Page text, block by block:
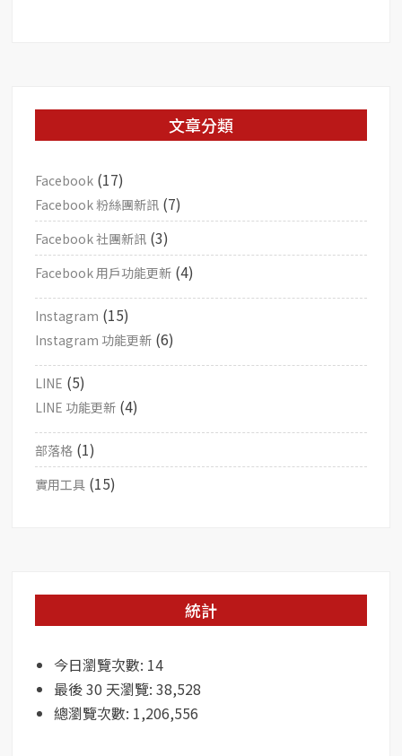
文章分類
Facebook (17)
Facebook 粉絲團新訊 (7)
Facebook 社團新訊 (3)
Facebook 用戶功能更新 (4)
Instagram (15)
Instagram 功能更新 (6)
LINE (5)
LINE 功能更新 (4)
部落格 (1)
實用工具 (15)
統計
今日瀏覽次數: 14
最後 30 天瀏覽:38,528
總瀏覽次數: 1,206,556